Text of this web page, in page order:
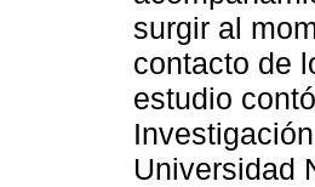
surgir al
contacto de
estudio
Universidad